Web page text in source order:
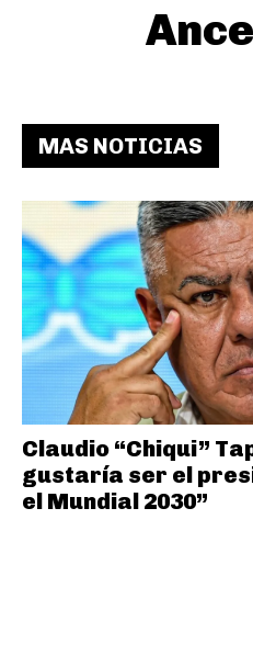
MAS NOTICIAS
Claudio “Chiqui”
gustaría ser el
el Mundial 2030”